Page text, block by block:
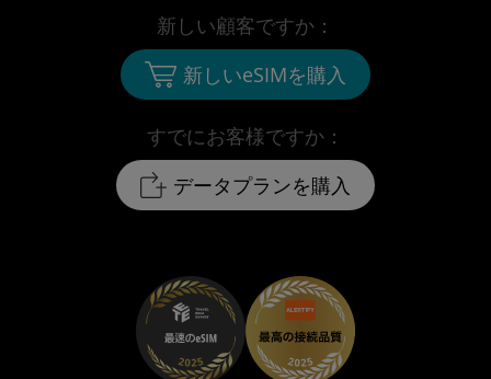
すでにお客様ですか：
データプランを購入
新しい顧客ですか：
新しいeSIMを購入